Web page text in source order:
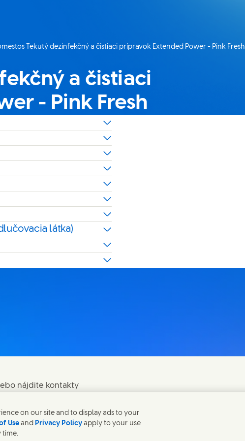
stránka:
Tekutý dezinfekčný a čistiaci prípravok Extended Power - Pink Fresh
a čistiaci
- Pink Fresh
látka)
nájdite kontakty
on our site and to display ads to your
Use and Privacy Policy apply to your use
time.